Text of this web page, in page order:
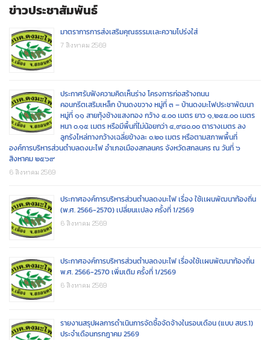
ข่าวประชาสัมพันธ์
มาตราการการส่งเสริมคุณธรรมเเละความโปร่งใส่
7 สิงหาคม 2569
ประกาศรับฟังความคิดเห็นร่าง โครงการก่อสร้างถนน
คอนกรีตเสริมเหล็ก บ้านดงขวาง หมู่ที่ ๓ – บ้านดงมะไฟประชาพัฒนา
หมู่ที่ ๑๑ สายทุ้งช้างแสงทอง กว้าง ๔.๐๐ เมตร ยาว ๑,๒๔๕.๐๐ เมตร
หนา ๐.๑๕ เมตร หรือมีพื้นที่ไม่น้อยกว่า ๔,๙๘๐.๐๐ ตารางเมตร ลง
ลูกรังไหล่ทางกว้างเฉลี่ยข้างละ ๐.๒๐ เมตร หรือตามสภาพพื้นที่
องค์การบริหารส่วนตำบลดงมะไฟ อำเภอเมืองสกลนคร จังหวัดสกลนคร ณ วันที่ ๖
สิงหาคม ๒๕๖๙
6 สิงหาคม 2569
ประกาศองค์การบริหารส่วนตำบลดงมะไฟ เรื่อง ใช้เเผนพัฒนาท้องถิ่น
(พ.ศ. 2566-2570) เปลี่ยนเเปลง ครั้งที่ 1/2569
6 สิงหาคม 2569
ประกาศองค์การบริหารส่วนตำบลดงมะไฟ เรื่องใช้เเผนพัฒนาท้องถิ่น
พ.ศ. 2566-2570 เพิ่มเติม ครั้งที่ 1/2569
6 สิงหาคม 2569
รายงานสรุปผลการดำเนินการจัดซื้อจัดจ้างในรอบเดือน (แบบ สขร.1)
ประจำเดือนกรกฎาคม 2569